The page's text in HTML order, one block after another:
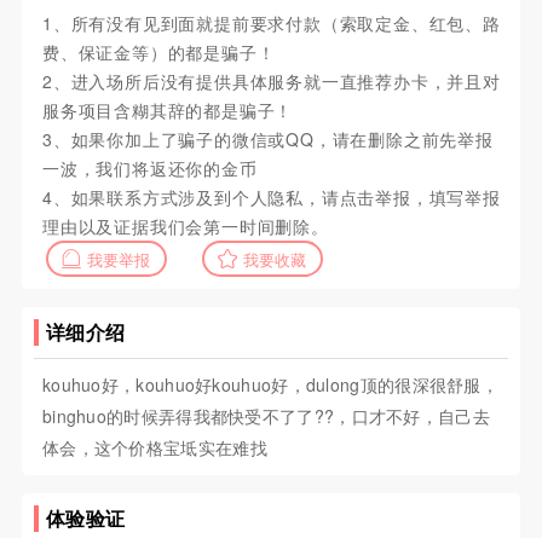
1、所有没有见到面就提前要求付款（索取定金、红包、路
费、保证金等）的都是骗子！
2、进入场所后没有提供具体服务就一直推荐办卡，并且对
服务项目含糊其辞的都是骗子！
3、如果你加上了骗子的微信或QQ，请在删除之前先举报
一波，我们将返还你的金币
4、如果联系方式涉及到个人隐私，请点击举报，填写举报
理由以及证据我们会第一时间删除。
我要举报 我要收藏
详细介绍
kouhuo好，kouhuo好kouhuo好，dulong顶的很深很舒服，
binghuo的时候弄得我都快受不了了??，口才不好，自己去
体会，这个价格宝坻实在难找
体验验证